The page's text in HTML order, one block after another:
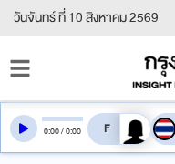
วันจันทร์ ที่ 10 สิงหาคม 2569
0:00/0:00 สลับเสียงอ่าน